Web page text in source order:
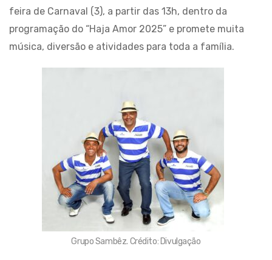
feira de Carnaval (3), a partir das 13h, dentro da
programação do “Haja Amor 2025” e promete muita
música, diversão e atividades para toda a família.
Grupo Sambêz. Crédito: Divulgação